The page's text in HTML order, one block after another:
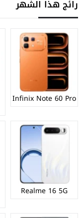
رائج هذا الشهر
Infinix Note 60 Pro
Realme 16 5G